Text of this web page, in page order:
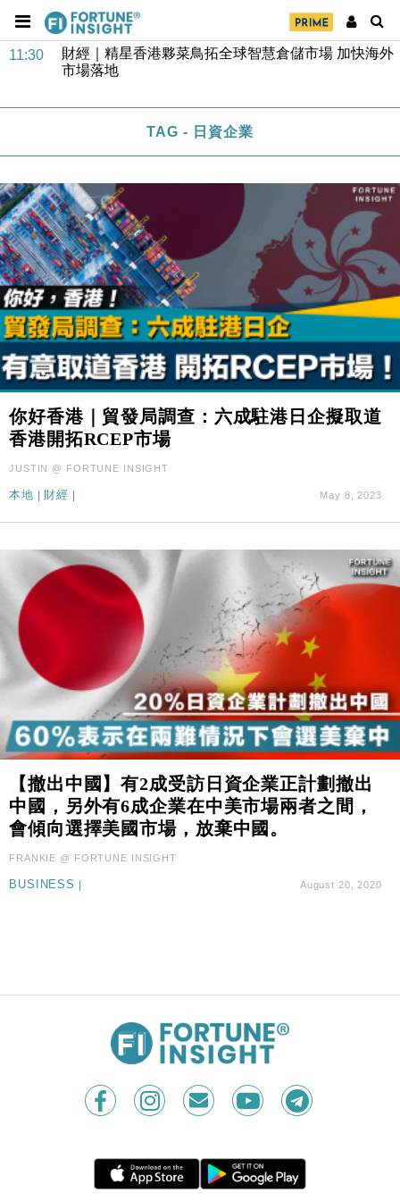
財經｜SA售股自救後再出手 斥4億美元押注未上市公
司
11:30
財經｜精星香港夥菜鳥拓全球智慧倉儲市場 加快海外
市場落地
國際｜特朗普赴洛杉磯高球場活動前 男子攜槍彈被捕
12:30
財經｜香港7月PMI回落至51 企業擴張放慢兼縮減人
手
11:40
財經｜黑石傳再籌逾360億美元 支援Anthropic租用
Google晶片
10:57
財經｜美商務部擬擴大金屬關稅範圍 14類產品或加徵
25%
18:15
本地｜新世界K11 9月升級會員制度 增鉑金卡級別鎖
定高消費客群
17:40
財經｜本港6月零售額連升14個月 珠寶鐘錶銷售升勢
最強
16:33
財經｜滙控重啟最多10億美元回購 派息比率目標維持
50%
司
11:30
財經｜精星香港夥菜鳥拓全球智慧倉儲市場 加快海外
14:50
東京半島
13:12
國際｜特朗普赴洛杉磯高球場活動前 男子攜槍彈被捕
12:30
財經｜香港7月PMI回落至51 企業擴張放慢兼縮減人
11:40
財經｜黑石傳再籌逾360億美元 支援Anthropic租用
Google晶片
10:57
財經｜美商務部擬擴大金屬關稅範圍 14類產品或加徵
25%
定高消費客群
17:40
財經｜本港6月零售額連升14個月 珠寶鐘錶銷售升勢
最強
16:33
財經｜滙控重啟最多10億美元回購 派息比率目標維持
TAG - 日資企業
你好香港｜貿發局調查：六成駐港日企擬取道
香港開拓RCEP市場
JUSTIN @ FORTUNE INSIGHT
本地 財經 May 8, 2023
【撤出中國】有2成受訪日資企業正計劃撤出
中國，另外有6成企業在中美市場兩者之間，
會傾向選擇美國市場，放棄中國。
FRANKIE @ FORTUNE INSIGHT
BUSINESS | August 20, 2020